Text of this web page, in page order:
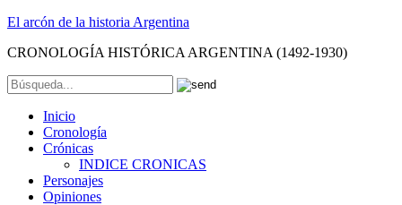
El arcón de la historia Argentina
CRONOLOGÍA HISTÓRICA ARGENTINA (1492-1930)
Inicio
Cronología
Crónicas
INDICE CRONICAS
Personajes
Opiniones